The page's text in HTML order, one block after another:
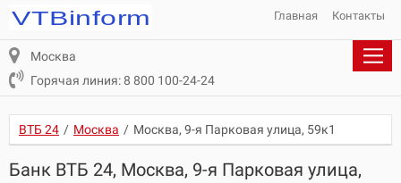
Главная Контакты
Москва
Горячая линия: 8 800 100-24-24
ВТБ 24 / Москва / Москва, 9-я Парковая улица, 59к1
Банк ВТБ 24, Москва, 9-я Парковая улица,